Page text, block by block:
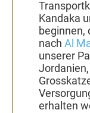
Kandaka
beginnen,
nach Al
unserer
erhalten